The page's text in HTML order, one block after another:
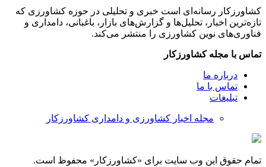
کشاورزکار رسانه‌ای است خبری و تحلیلی در حوزه کشاورزی که
تازه‌ترین اخبار، تحلیل‌ها و گزارش‌های بازار، باغبانی، دامداری و
فناوری‌های نوین کشاورزی را منتشر می‌کند.
تماس با مجله کشاورزکار
درباره ما
تماس با ما
تبلیغات
مجله اخبار کشاورزی و دامداری کشاورزکار
تمام حقوق این وب سایت برای «کشاورزکار» محفوظ است.